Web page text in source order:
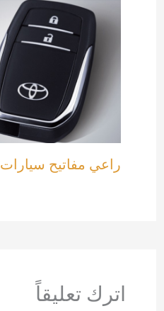
راعي مفاتيح سيارات 92295349
اترك تعليقاً